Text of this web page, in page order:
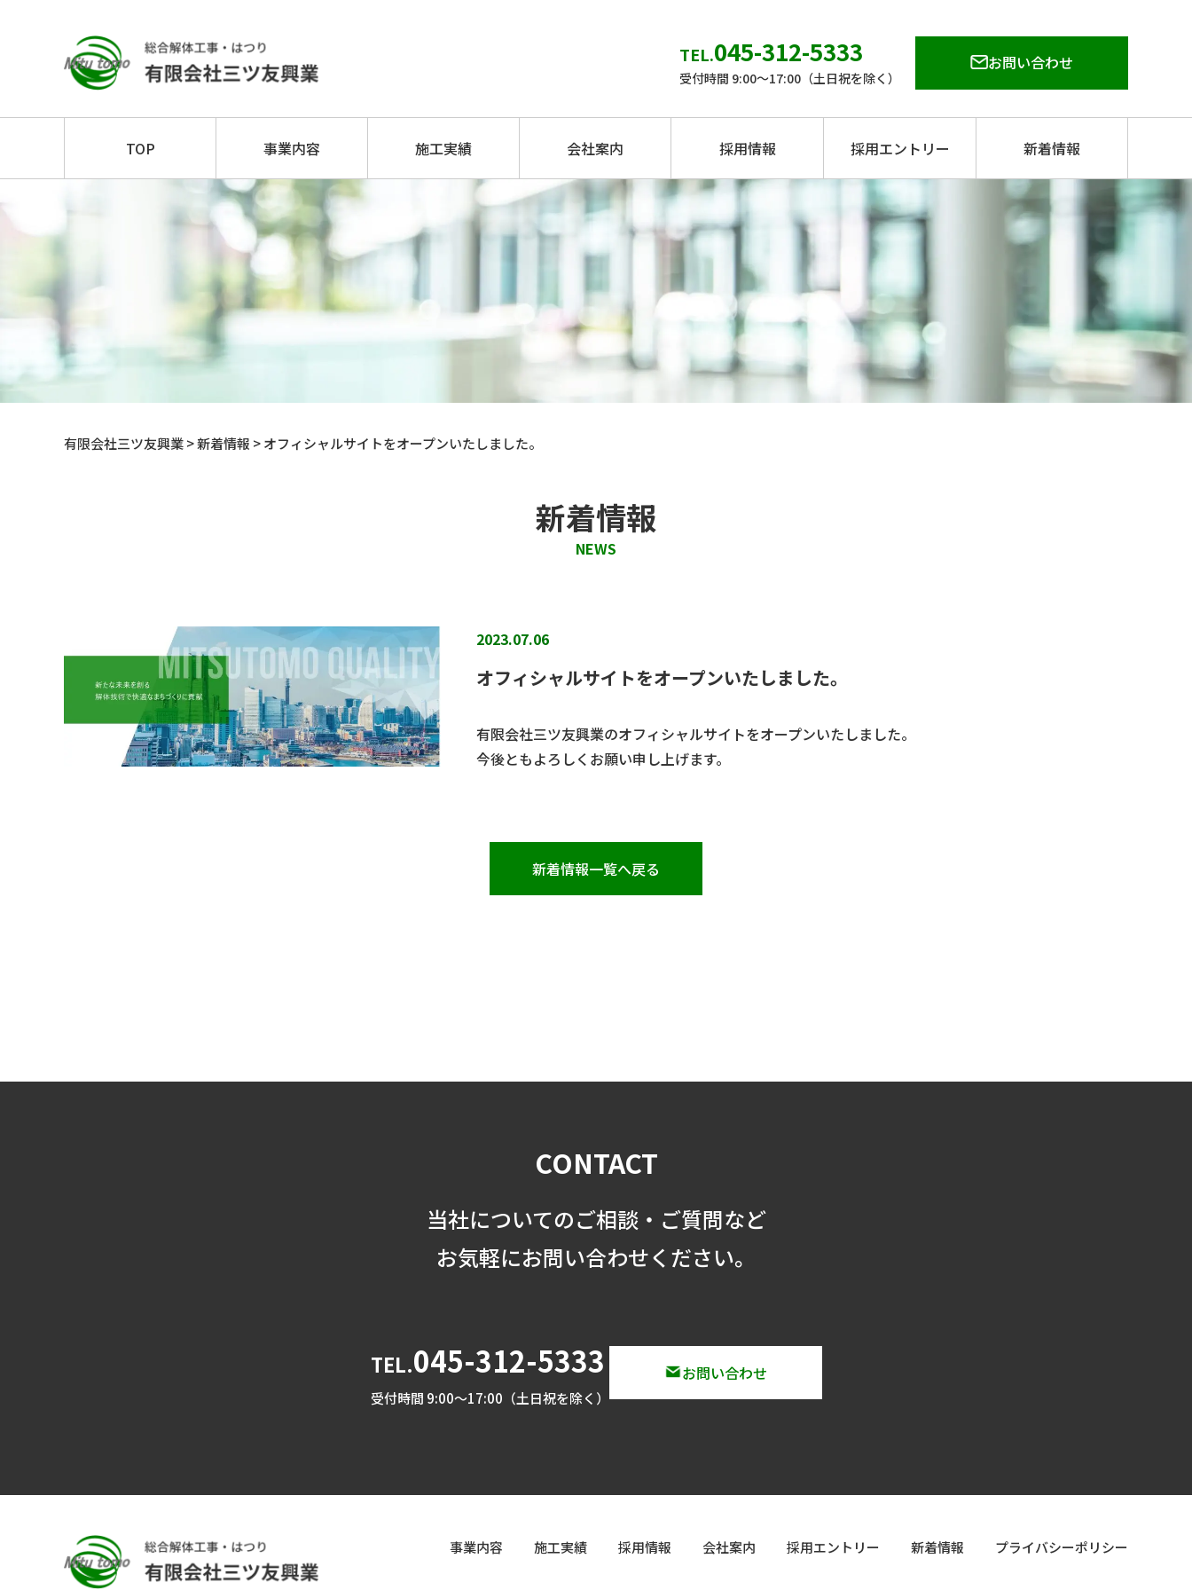
TEL.045-312-5333
受付時間 9:00～17:00（土日祝を除く）
お問い合わせ
TOP 事業内容 施工実績 会社案内 採用情報 採用エントリー 新着情報
有限会社三ツ友興業>新着情報 >オフィシャルサイトをオープンいたしました。
新着情報
NEWS
2023.07.06
オフィシャルサイトをオープンいたしました。
有限会社三ツ友興業のオフィシャルサイトをオープンいたしました。
今後ともよろしくお願い申し上げます。
新着情報一覧へ戻る
CONTACT
当社についてのご相談・ご質問など
お気軽にお問い合わせください。
TEL.045-312-5333
受付時間 9:00～17:00（土日祝を除く）
お問い合わせ
事業内容 施工実績 採用情報 会社案内 採用エントリー 新着情報 プライバシーポリシー